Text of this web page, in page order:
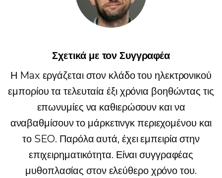
Σχετικά με τον Συγγραφέα
Η Max εργάζεται στον κλάδο του ηλεκτρονικού
εμπορίου τα τελευταία έξι χρόνια βοηθώντας τις
επωνυμίες να καθιερώσουν και να
αναβαθμίσουν το μάρκετινγκ περιεχομένου και
το SEO. Παρόλα αυτά, έχει εμπειρία στην
επιχειρηματικότητα. Είναι συγγραφέας
μυθοπλασίας στον ελεύθερο χρόνο του.